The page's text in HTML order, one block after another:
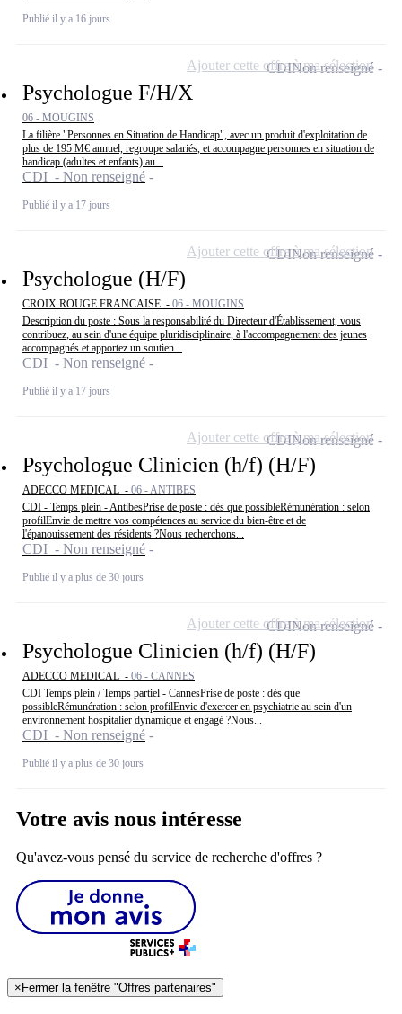
Publié il y a 16 jours
Psychologue F/H/X
06 - MOUGINS
La filière "Personnes en Situation de Handicap", avec un produit d'exploitation de
plus de 195 M€ annuel, regroupe salariés, et accompagne personnes en situation de
handicap (adultes et enfants) au...
CDI - Non renseigné
Publié il y a 17 jours
CDINon renseigné
Ajouter cette offre à ma sélection
Psychologue (H/F)
CROIX ROUGE FRANCAISE - 06 - MOUGINS
Description du poste : Sous la responsabilité du Directeur d'Établissement, vous
contribuez, au sein d'une équipe pluridisciplinaire, à l'accompagnement des jeunes
accompagnés et apportez un soutien...
CDI - Non renseigné
Publié il y a 17 jours
CDINon renseigné
Ajouter cette offre à ma sélection
Psychologue Clinicien (h/f) (H/F)
ADECCO MEDICAL - 06 - ANTIBES
CDI - Temps plein - AntibesPrise de poste : dès que possibleRémunération : selon
profilEnvie de mettre vos compétences au service du bien-être et de
l'épanouissement des résidents ?Nous recherchons...
CDI - Non renseigné
Publié il y a plus de 30 jours
CDINon renseigné
Ajouter cette offre à ma sélection
Psychologue Clinicien (h/f) (H/F)
ADECCO MEDICAL - 06 - CANNES
CDI Temps plein / Temps partiel - CannesPrise de poste : dès que
possibleRémunération : selon profilEnvie d'exercer en psychiatrie au sein d'un
environnement hospitalier dynamique et engagé ?Nous...
CDI - Non renseigné
Publié il y a plus de 30 jours
CDINon renseigné
Ajouter cette offre à ma sélection
Votre avis nous intéresse
Qu'avez-vous pensé du service de recherche d'offres ?
×Fermer la fenêtre "Offres partenaires"